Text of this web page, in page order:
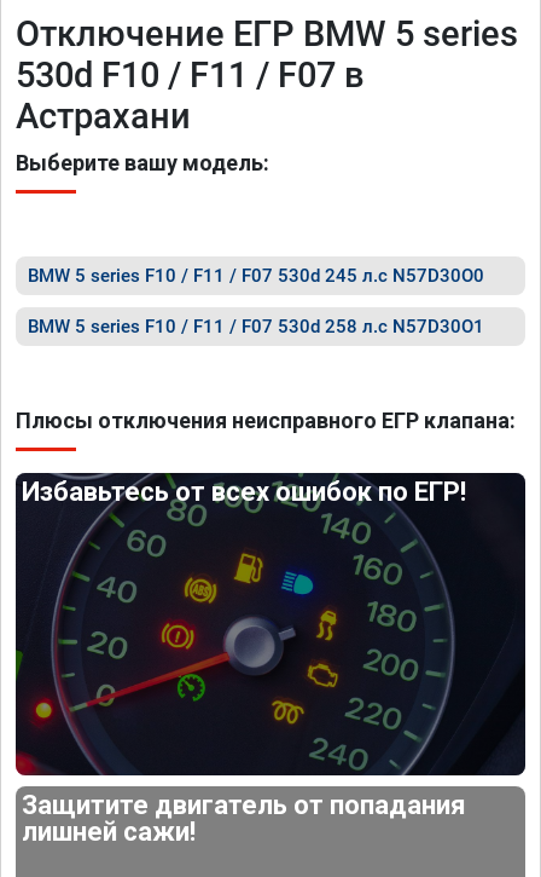
Отключение ЕГР BMW 5 series
530d F10 / F11 / F07 в
Астрахани
Выберите вашу модель:
BMW 5 series F10 / F11 / F07 530d 245 л.с N57D30O0
BMW 5 series F10 / F11 / F07 530d 258 л.с N57D30O1
Плюсы отключения неисправного ЕГР клапана:
Избавьтесь от всех ошибок по ЕГР!
Защитите двигатель от попадания
лишней сажи!